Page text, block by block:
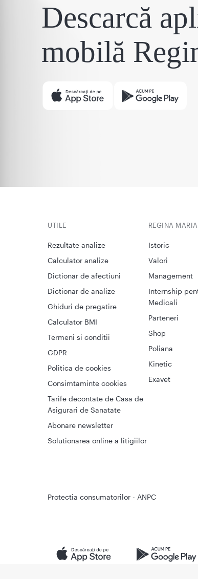
Descarcă
mobilă
UTILE
Rezultate analize
Calculator analize
Dictionar de afectiuni
Dictionar de analize
Ghiduri de pregatire
Calculator BMI
Termeni si conditii
GDPR
Politica de cookies
Consimtaminte cookies
Tarife decontate de Casa de
Asigurari de Sanatate
Abonare newsletter
Solutionarea online a litigiilor
REGINA MARIA
Istoric
Valori
Management
Internship
Medicali
Parteneri
Shop
Poliana
Kinetic
Exavet
Protectia consumatorilor - ANPC